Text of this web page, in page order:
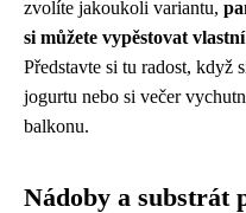
zvolíte jakoukoli variantu,
si můžete vypěstovat
Představte si tu radost, když
jogurtu nebo si večer
balkonu.
Nádoby a substrát